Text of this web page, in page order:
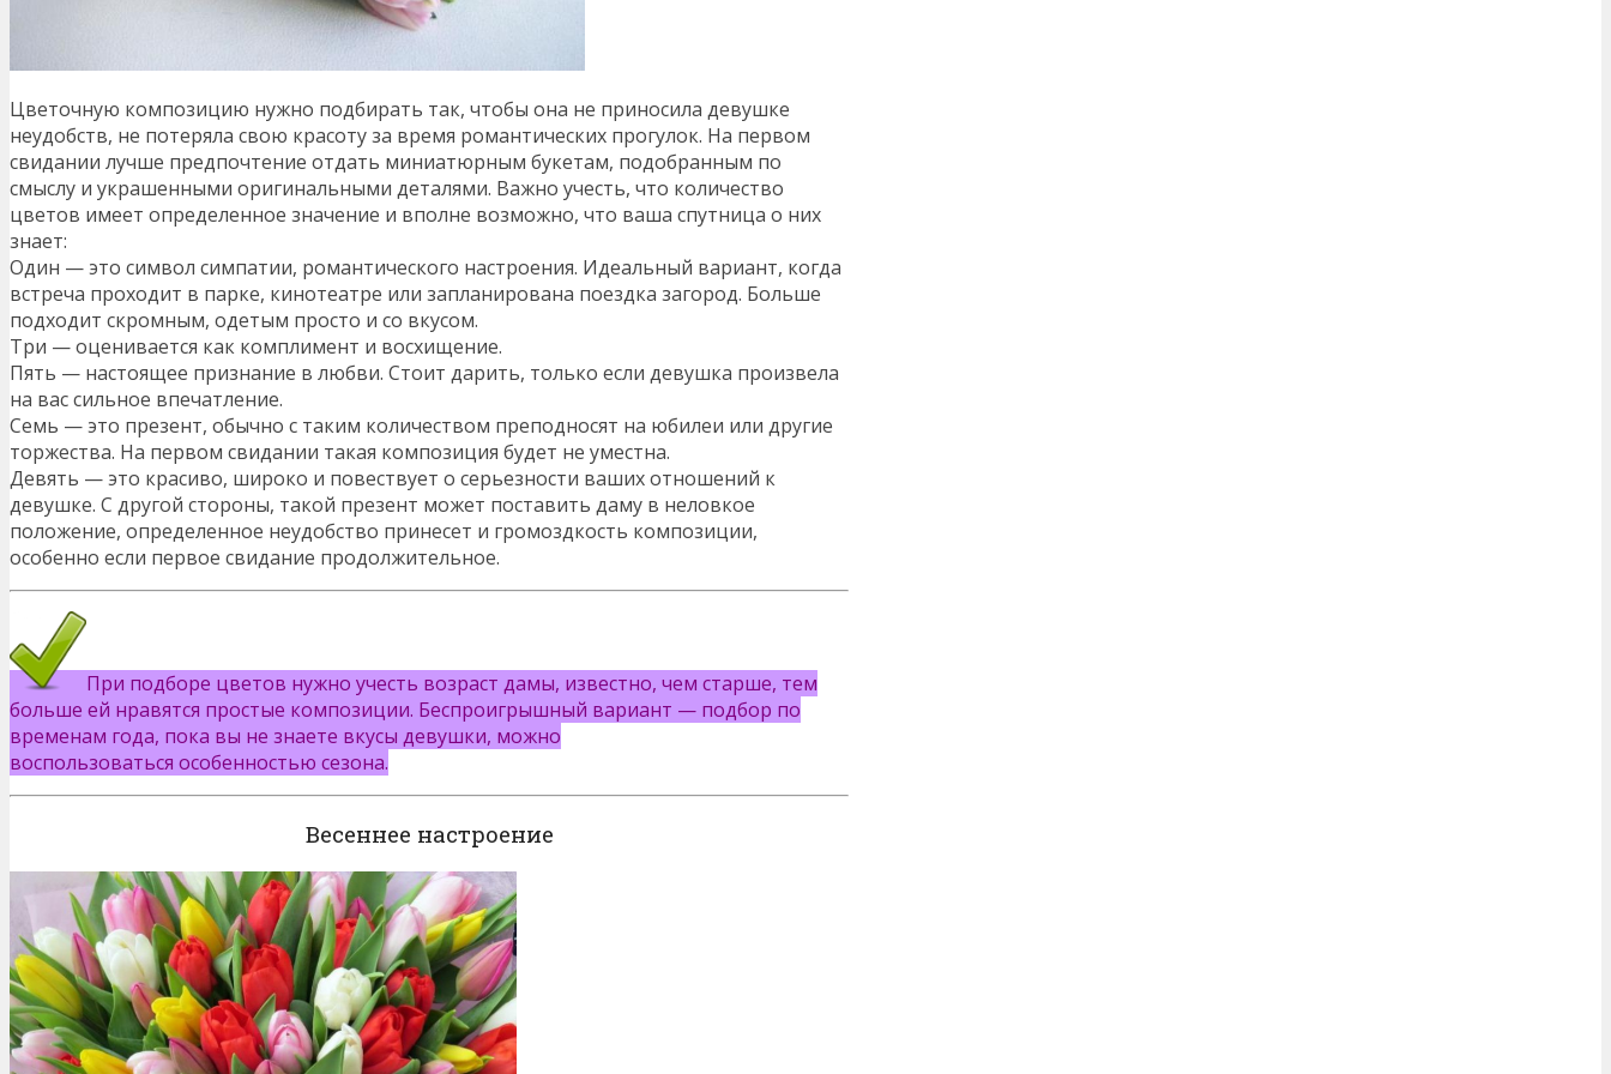
Цветочную композицию нужно подбирать так, чтобы она не приносила девушке
неудобств, не потеряла свою красоту за время романтических прогулок. На первом
свидании лучше предпочтение отдать миниатюрным букетам, подобранным по
смыслу и украшенными оригинальными деталями. Важно учесть, что количество
цветов имеет определенное значение и вполне возможно, что ваша спутница о них
знает:
Один — это символ симпатии, романтического настроения. Идеальный вариант, когда
встреча проходит в парке, кинотеатре или запланирована поездка загород. Больше
подходит скромным, одетым просто и со вкусом.
Три — оценивается как комплимент и восхищение.
Пять — настоящее признание в любви. Стоит дарить, только если девушка произвела
на вас сильное впечатление.
Семь — это презент, обычно с таким количеством преподносят на юбилеи или другие
торжества. На первом свидании такая композиция будет не уместна.
Девять — это красиво, широко и повествует о серьезности ваших отношений к
девушке. С другой стороны, такой презент может поставить даму в неловкое
положение, определенное неудобство принесет и громоздкость композиции,
особенно если первое свидание продолжительное.
При подборе цветов нужно учесть возраст дамы, известно, чем старше, тем
больше ей нравятся простые композиции. Беспроигрышный вариант — подбор по
временам года, пока вы не знаете вкусы девушки, можно
воспользоваться особенностью сезона.
Весеннее настроение